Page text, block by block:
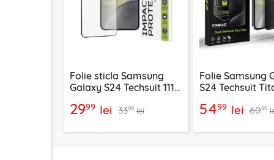
Folie sticla Samsung
Galaxy S24 Techsuit 111D
negru
2999 lei 3399 lei
Folie Samsung
S24 Techsuit
5499 lei 6099